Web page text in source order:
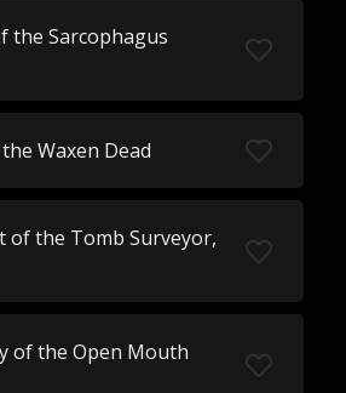
the Sarcophagus
Waxen Dead
of the Tomb Surveyor,
of the Open Mouth